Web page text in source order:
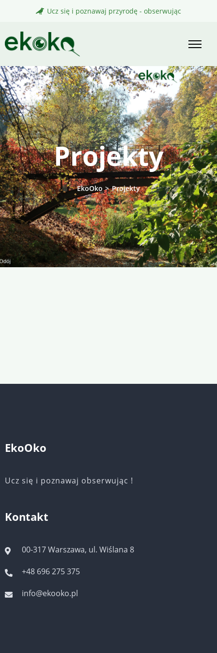
content
Ucz się i poznawaj przyrodę - obserwując
Projekty
EkoOko>Projekty
EkoOko
Ucz się i poznawaj obserwując !
Kontakt
00-317 Warszawa, ul. Wiślana 8
+48 696 275 375
info@ekooko.pl